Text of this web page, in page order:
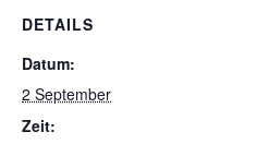
DETAILS
Datum:
2 September
Zeit: